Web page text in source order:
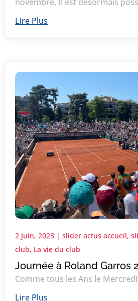
Lire Plus
Journée à Roland Garros
2 Juin, 2023 |slider actus accueil,
club, La vie du club
Comme tous les Ans le
Lire Plus